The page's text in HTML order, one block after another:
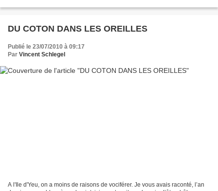
DU COTON DANS LES OREILLES
Publié le 23/07/2010 à 09:17
Par Vincent Schlegel
A l'Ile d'Yeu, on a moins de raisons de vociférer. Je vous avais raconté, l’an